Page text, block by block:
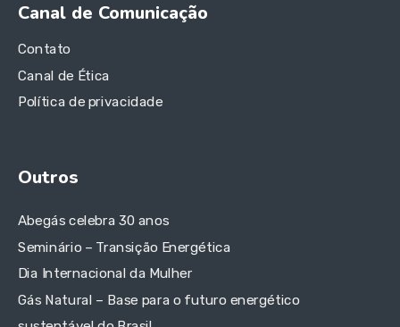
Canal de Comunicação
Contato
Canal de Ética
Política de privacidade
Outros
Abegás celebra 30 anos
Seminário – Transição Energética
Dia Internacional da Mulher
Gás Natural – Base para o futuro energético